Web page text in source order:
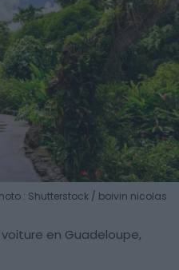
: Shutterstock / boivin nicolas
en Guadeloupe,